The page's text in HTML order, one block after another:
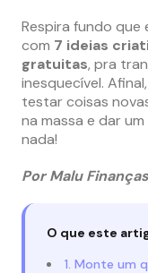
Respira fundo que
com 7 ideias
gratuitas, pra
inesquecível.
testar coisas
na massa e dar
nada!
Por Malu
O que este
1. Monte um